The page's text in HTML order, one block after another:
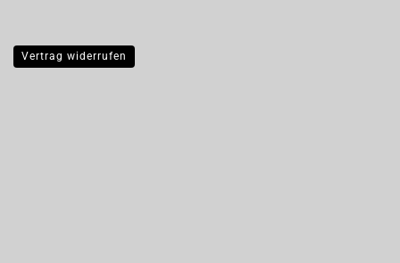
Vertrag widerrufen